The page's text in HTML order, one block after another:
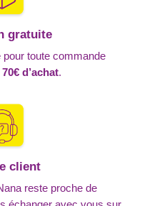
gratuite
toute commande
d’achat.
client
reste proche de